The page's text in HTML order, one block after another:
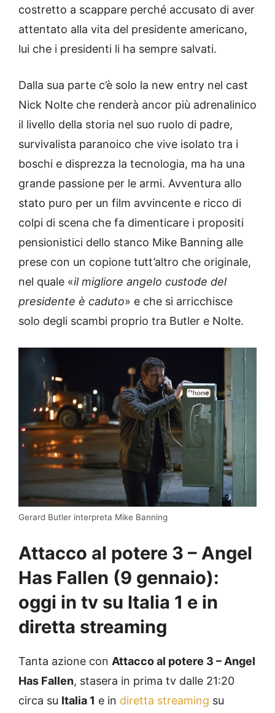
costretto a scappare perché accusato di aver
attentato alla vita del presidente americano,
lui che i presidenti li ha sempre salvati.
Dalla sua parte c’è solo la new entry nel cast
Nick Nolte che renderà ancor più adrenalinico
il livello della storia nel suo ruolo di padre,
survivalista paranoico che vive isolato tra i
boschi e disprezza la tecnologia, ma ha una
grande passione per le armi. Avventura allo
stato puro per un film avvincente e ricco di
colpi di scena che fa dimenticare i propositi
pensionistici dello stanco Mike Banning alle
prese con un copione tutt’altro che originale,
nel quale «il migliore angelo custode del
presidente è caduto» e che si arricchisce
solo degli scambi proprio tra Butler e Nolte.
Gerard Butler interpreta Mike Banning
Attacco al potere 3 – Angel
Has Fallen (9 gennaio):
oggi in tv su Italia 1 e in
diretta streaming
Tanta azione con Attacco al potere 3 – Angel
Has Fallen, stasera in prima tv dalle 21:20
circa su Italia 1 e in diretta streaming su